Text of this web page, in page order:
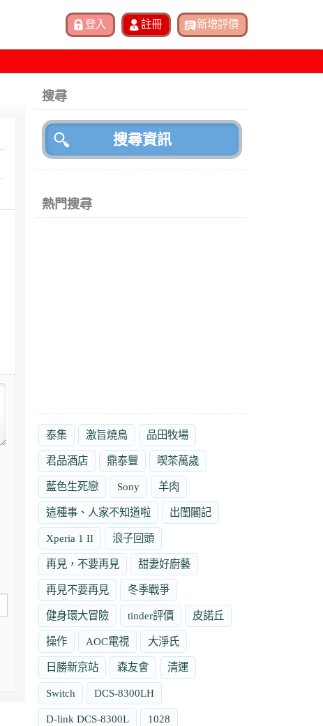
搜尋
熱門搜尋
泰集 激旨燒鳥 品田牧場
君品酒店 鼎泰豐 喫茶萬歲
藍色生死戀 Sony 羊肉
這種事、人家不知道啦 出閨閣記
Xperia 1 II 浪子回頭
再見，不要再見 甜妻好廚藝
再見不要再見 冬季戰爭
健身環大冒險 tinder評價 皮諾丘
操作 AOC電視 大淨氏
日勝新京站 森友會 清運
Switch DCS-8300LH
D-link DCS-8300L 1028